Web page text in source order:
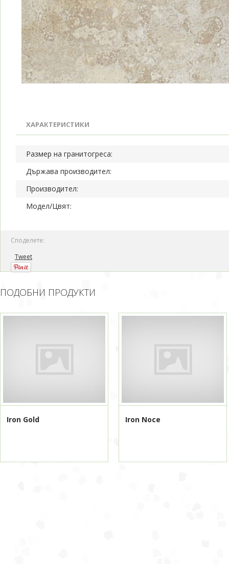
ХАРАКТЕРИСТИКИ
Размер на гранитогреса:
Държава производител:
Производител:
Модел/Цвят:
Споделете:
Tweet
ПОДОБНИ ПРОДУКТИ
Iron Gold Iron Noce